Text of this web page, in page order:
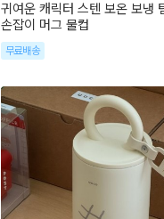
귀여운 캐릭터 스텐 보온 보냉
손잡이 머그 물컵
무료배송